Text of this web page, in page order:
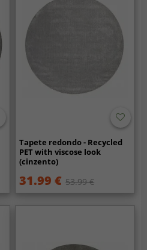
Tapete redondo - Recycled
PET with viscose look
(cinzento)
31.99 € 53.99 €